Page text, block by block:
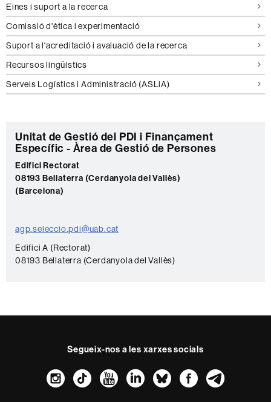
Eines i suport a la recerca
Comissió d'ètica i experimentació
Suport a l'acreditació i avaluació de la recerca
Recursos lingüístics
Serveis Logístics i Administració (ASLiA)
C
o
n
t
c
t
e
Unitat de Gestió del PDI i Finançament
Específic - Àrea de Gestió de Persones
Edifici Rectorat
08193 Bellaterra (Cerdanyola del Vallès)
(Barcelona)
agp.seleccio.pdi@uab.cat
Edifici A (Rectorat)
08193 Bellaterra (Cerdanyola del Vallès)
Segueix-nos a les xarxes socials
Instagram
TikTokYouTube
LinkedIn
Bluesky